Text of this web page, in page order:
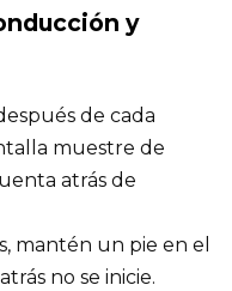
y
de cada
muestre de
atrás de
mantén un pie en el
no se inicie.